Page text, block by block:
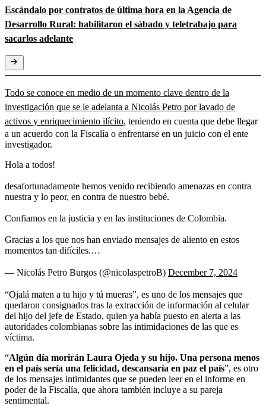
Escándalo por contratos de última hora en la Agencia de
Desarrollo Rural: habilitaron el sábado y teletrabajo para
sacarlos adelante
Todo se conoce en medio de un momento clave dentro de la
investigación que se le adelanta a Nicolás Petro por lavado de
activos y enriquecimiento ilícito, teniendo en cuenta que debe llegar
a un acuerdo con la Fiscalía o enfrentarse en un juicio con el ente
investigador.
Hola a todos!
desafortunadamente hemos venido recibiendo amenazas en contra
nuestra y lo peor, en contra de nuestro bebé.
Confiamos en la justicia y en las instituciones de Colombia.
Gracias a los que nos han enviado mensajes de aliento en estos
momentos tan difíciles.…
— Nicolás Petro Burgos (@nicolaspetroB) December 7, 2024
“Ojalá maten a tu hijo y tú mueras”, es uno de los mensajes que
quedaron consignados tras la extracción de información al celular
del hijo del jefe de Estado, quien ya había puesto en alerta a las
autoridades colombianas sobre las intimidaciones de las que es
víctima.
“Algún día morirán Laura Ojeda y su hijo. Una persona menos
en el país sería una felicidad, descansaría en paz el país”, es otro
de los mensajes intimidantes que se pueden leer en el informe en
poder de la Fiscalía, que ahora también incluye a su pareja
sentimental.